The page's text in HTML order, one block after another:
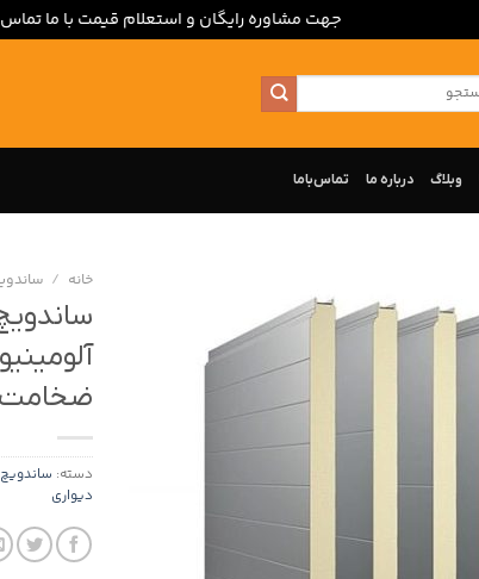
جهت مشاوره رایگان و استعلام قیمت با ما
وبلاگ درباره‌ ما تماس‌با‌ما
خانه /
ضخامت 15 سانت
دسته: ساندویچ
دیواری